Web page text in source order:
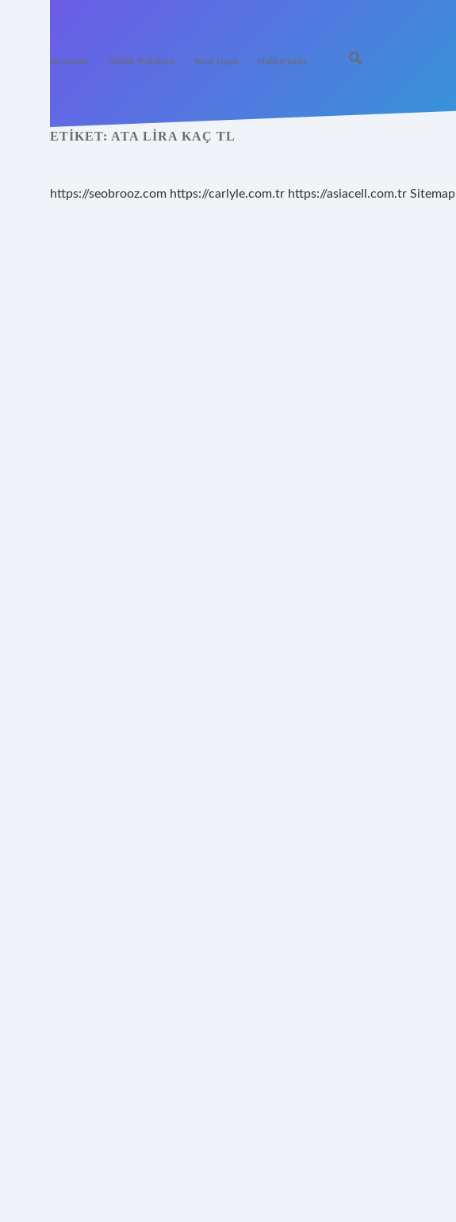
Anasayfa Gizlilik Politikası Yasal Uyarı Hakkımızda
ETIKET: ATA LIRA KAÇ TL
https://seobrooz.com https://carlyle.com.tr https://asiacell.com.tr Sitemap